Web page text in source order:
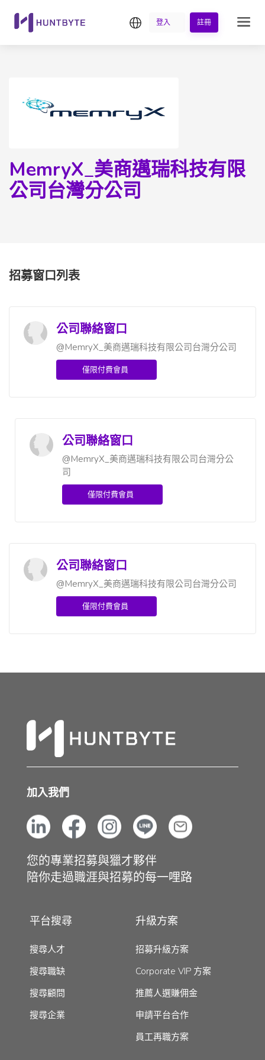
繁中登入 註冊
MemryX_美商邁瑞科技有限
公司台灣分公司
招募窗口列表
公司聯絡窗口
@MemryX_美商邁瑞科技有限公司台灣分公司
僅限付費會員
公司聯絡窗口
@MemryX_美商邁瑞科技有限公司台灣分公
司
僅限付費會員
公司聯絡窗口
@MemryX_美商邁瑞科技有限公司台灣分公司
僅限付費會員
加入我們
您的專業招募與獵才夥伴
陪你走過職涯與招募的每一哩路
平台搜尋
搜尋人才
搜尋職缺
搜尋顧問
搜尋企業
升級方案
招募升級方案
Corporate VIP 方案
推薦人選賺佣金
申請平台合作
員工再職方案